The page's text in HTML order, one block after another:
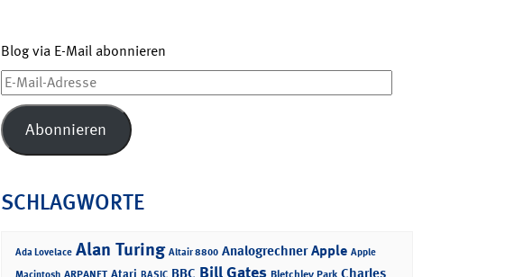
Blog via E-Mail abonnieren
E-
Mail-
Adresse
Abonnieren
SCHLAGWORTE
Ada Lovelace Alan Turing Altair 8800 Analogrechner Apple Apple
Atari BBC Bill Gates
Charles